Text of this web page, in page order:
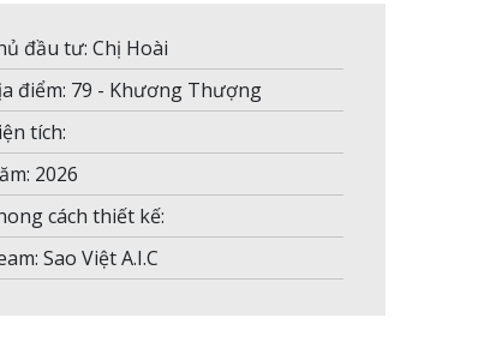
đầu tư: Chị Hoài
điểm: 79 - Khương Thượng
tích:
2026
cách thiết kế:
Sao Việt A.I.C